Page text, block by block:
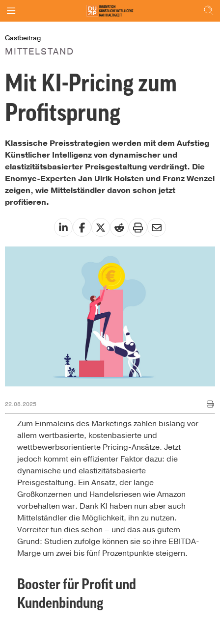
Gastbeitrag
MITTELSTAND
Mit KI-Pricing zum
Profitsprung
Klassische Preisstrategien werden mit dem Aufstieg
Künstlicher Intelligenz von dynamischer und
elastizitätsbasierter Preisgestaltung verdrängt. Die
Enomyc-Experten Jan Ulrik Holsten und Franz Wenzel
zeigen, wie Mittelständler davon schon jetzt
profitieren.
22.08.2025
Zum Einmaleins des Marketings zählen bislang vor
allem wertbasierte, kostenbasierte und
wettbewerbsorientierte Pricing-Ansätze. Jetzt
jedoch kommt ein effizienter Faktor dazu: die
dynamische und elastizitätsbasierte
Preisgestaltung. Ein Ansatz, der lange
Großkonzernen und Handelsriesen wie Amazon
vorbehalten war. Dank KI haben nun aber auch
Mittelständler die Möglichkeit, ihn zu nutzen.
Vorreiter tun dies schon – und das aus gutem
Grund: Studien zufolge können sie so ihre EBITDA-
Marge um zwei bis fünf Prozentpunkte steigern.
Booster für Profit und
Kundenbindung